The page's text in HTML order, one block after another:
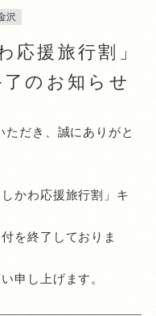
沢
応援旅行割」
のお知らせ
だき、誠にありがと
かわ応援旅行割」キ
を終了しておりま
申し上げます。